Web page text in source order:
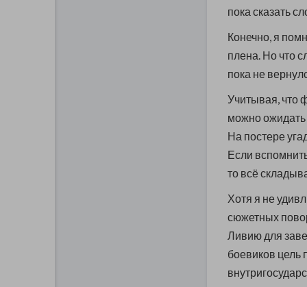
пока сказать
Конечно, я
плена. Но что
пока не
Учитывая, что
можно
На постере
Если
то всё
Хотя я не
сюжетных
Ливию для
боевиков цель